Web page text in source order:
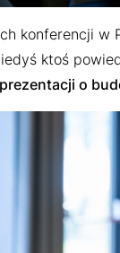
konferencji w
ktoś
o